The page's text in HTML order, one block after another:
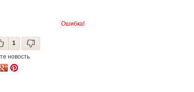
Ошибка!
1
новость